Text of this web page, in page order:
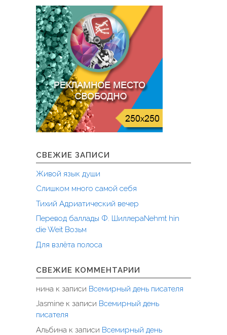
и
р
о
в
а
т
ь
с
я
к
р
б
т
е
?
е
?
"
СВЕЖИЕ ЗАПИСИ
Живой язык души
Слишком много самой себя
Тихий Адриатический вечер
Перевод баллады Ф. ШиллераNehmt hin
die Weit Возьм
Для взлёта полоса
СВЕЖИЕ КОММЕНТАРИИ
нина к записи Всемирный день писателя
Jasmine к записи Всемирный день
писателя
Альбина к записи Всемирный день